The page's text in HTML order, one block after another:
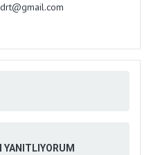
YANITLIYORUM